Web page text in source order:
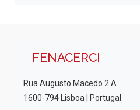
FENACERCI
Rua Augusto Macedo 2 A
1600-794 Lisboa | Portugal